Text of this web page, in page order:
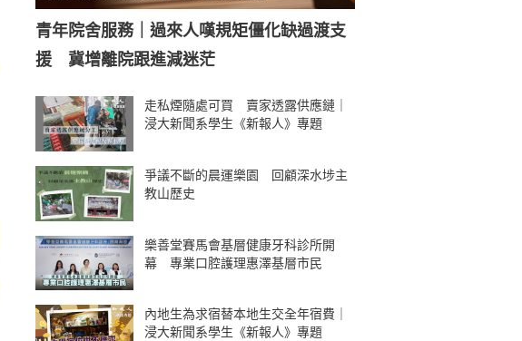
青年院舍服務｜過來人嘆規矩僵化缺過渡支
援 冀增離院跟進減迷茫
走私煙隨處可買 賣家透露供應鏈｜
浸大新聞系學生《新報人》專題
爭議不斷的晨運樂園 回顧深水埗主
教山歷史
樂善堂賽馬會基層健康牙科診所開
幕 專業口腔護理惠澤基層市民
內地生為求宿替本地生交全年宿費｜
浸大新聞系學生《新報人》專題